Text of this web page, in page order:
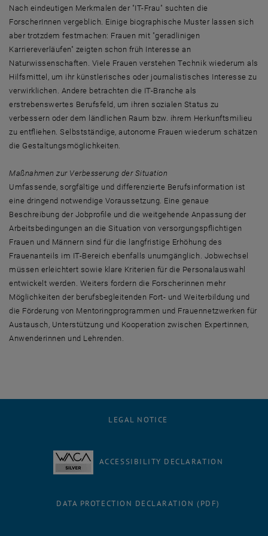
Nach eindeutigen Merkmalen der "IT-Frau" suchten die
ForscherInnen vergeblich. Einige biographische Muster lassen sich
aber trotzdem festmachen: Frauen mit "geradlinigen
Karriereverläufen" zeigten schon früh Interesse an
Naturwissenschaften. Viele Frauen verstehen Technik wiederum als
Hilfsmittel, um ihr künstlerisches oder journalistisches Interesse zu
verwirklichen. Andere betrachten die IT-Branche als
erstrebenswertes Berufsfeld, um ihren sozialen Status zu
verbessern oder dem ländlichen Raum bzw. ihrem Herkunftsmilieu
zu entfliehen. Selbstständige, autonome Frauen wiederum schätzen
die Gestaltungsmöglichkeiten.
Maßnahmen zur Verbesserung der Situation
Umfassende, sorgfältige und differenzierte Berufsinformation ist
eine dringend notwendige Voraussetzung. Eine genaue
Beschreibung der Jobprofile und die weitgehende Anpassung der
Arbeitsbedingungen an die Situation von versorgungspflichtigen
Frauen und Männern sind für die langfristige Erhöhung des
Frauenanteils im IT-Bereich ebenfalls unumgänglich. Jobwechsel
müssen erleichtert sowie klare Kriterien für die Personalauswahl
entwickelt werden. Weiters fordern die Forscherinnen mehr
Möglichkeiten der berufsbegleitenden Fort- und Weiterbildung und
die Förderung von Mentoringprogrammen und Frauennetzwerken für
Austausch, Unterstützung und Kooperation zwischen Expertinnen,
Anwenderinnen und Lehrenden.
LEGAL NOTICE
ACCESSIBILITY DECLARATION
DATA PROTECTION DECLARATION (PDF)